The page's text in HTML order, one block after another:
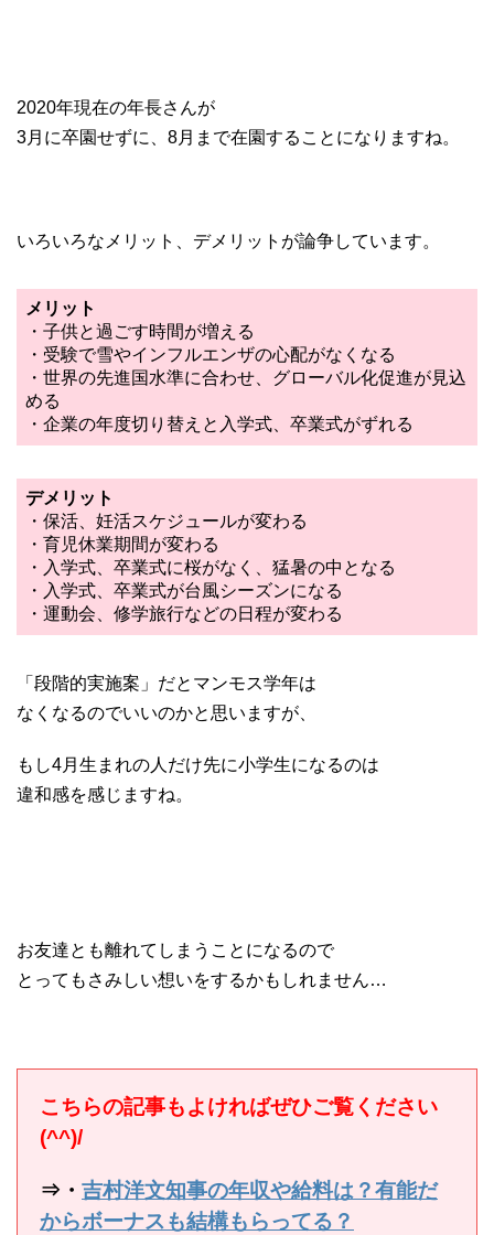
2020年現在の年長さんが
3月に卒園せずに、8月まで在園することになりますね。
いろいろなメリット、デメリットが論争しています。
メリット
・子供と過ごす時間が増える
・受験で雪やインフルエンザの心配がなくなる
・世界の先進国水準に合わせ、グローバル化促進が見込
める
・企業の年度切り替えと入学式、卒業式がずれる
デメリット
・保活、妊活スケジュールが変わる
・育児休業期間が変わる
・入学式、卒業式に桜がなく、猛暑の中となる
・入学式、卒業式が台風シーズンになる
・運動会、修学旅行などの日程が変わる
「段階的実施案」だとマンモス学年は
なくなるのでいいのかと思いますが、
もし4月生まれの人だけ先に小学生になるのは
違和感を感じますね。
お友達とも離れてしまうことになるので
とってもさみしい想いをするかもしれません…
こちらの記事もよければぜひご覧ください
(^^)/
⇒・ 吉村洋文知事の年収や給料は？有能だ
からボーナスも結構もらってる？